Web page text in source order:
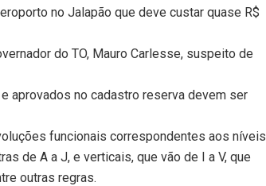
no Jalapão que deve custar quase R$
do TO, Mauro Carlesse, suspeito de
aprovados no cadastro reserva devem ser
funcionais correspondentes aos níveis
de A a J, e verticais, que vão de I a V, que
outras regras.